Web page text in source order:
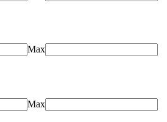
Max
Max